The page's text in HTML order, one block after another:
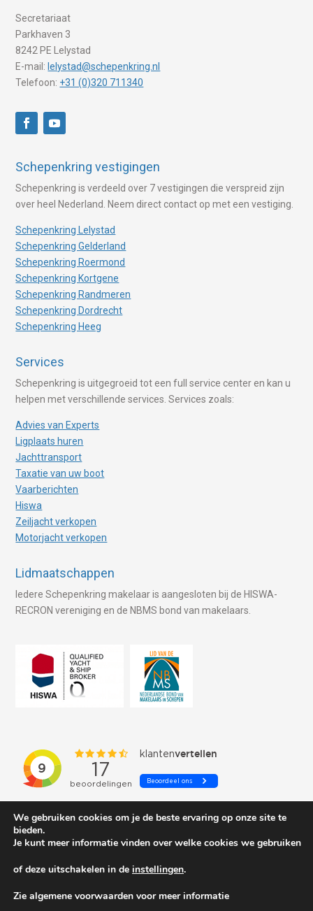
Secretariaat
Parkhaven 3
8242 PE Lelystad
E-mail: lelystad@schepenkring.nl
Telefoon: +31 (0)320 711340
Schepenkring vestigingen
Schepenkring is verdeeld over 7 vestigingen die verspreid zijn
over heel Nederland. Neem direct contact op met een vestiging.
Schepenkring Lelystad
Schepenkring Gelderland
Schepenkring Roermond
Schepenkring Kortgene
Schepenkring Randmeren
Schepenkring Dordrecht
Schepenkring Heeg
Services
Schepenkring is uitgegroeid tot een full service center en kan u
helpen met verschillende services. Services zoals:
Advies van Experts
Ligplaats huren
Jachttransport
Taxatie van uw boot
Vaarberichten
Hiswa
Zeiljacht verkopen
Motorjacht verkopen
Lidmaatschappen
Iedere Schepenkring makelaar is aangesloten bij de HISWA-
RECRON vereniging en de NBMS bond van makelaars.
We gebruiken cookies om je de beste ervaring op onze site te
bieden.
Je kunt meer informatie vinden over welke cookies we gebruiken
of deze uitschakelen in de instellingen.
Zie algemene voorwaarden voor meer informatie